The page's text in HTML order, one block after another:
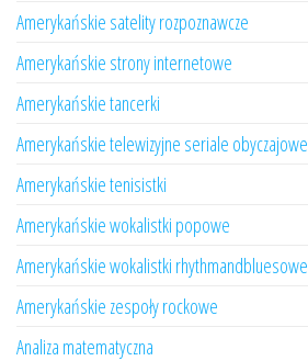
Amerykańskie satelity rozpoznawcze
Amerykańskie strony internetowe
Amerykańskie tancerki
Amerykańskie telewizyjne seriale obyczajowe
Amerykańskie tenisistki
Amerykańskie wokalistki popowe
Amerykańskie wokalistki rhythmandbluesowe
Amerykańskie zespoły rockowe
Analiza matematyczna